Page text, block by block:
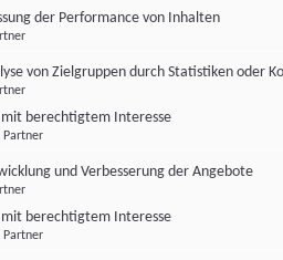
der Performance von Inhalten
von Zielgruppen durch Statistiken oder
berechtigtem Interesse
Partner
und Verbesserung der Angebote
berechtigtem Interesse
Partner